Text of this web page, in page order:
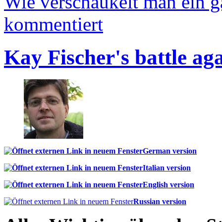
kommentiert
Kay Fischer's battle
German version
Italian version
English version
Russian version